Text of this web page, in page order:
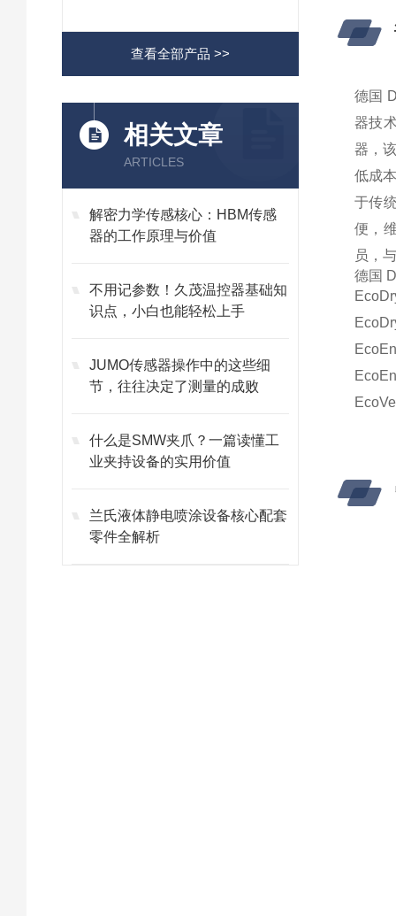
查看全部产品 >>
相关文章
ARTICLES
解密力学传感核心：HBM传感
器的工作原理与价值
不用记参数！久茂温控器基础知
识点，小白也能轻松上手
JUMO传感器操作中的这些细
节，往往决定了测量的成败
什么是SMW夹爪？一篇读懂工
业夹持设备的实用价值
兰氏液体静电喷涂设备核心配套
零件全解析
德国
器技
器，
低成
于传
便，
员，
德国